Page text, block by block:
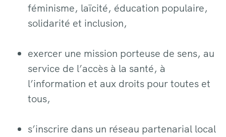
féminisme, laïcité, éducation populaire,
solidarité et inclusion,
exercer une mission porteuse de sens, au
service de l’accès à la santé, à
l’information et aux droits pour toutes et
tous,
s’inscrire dans un réseau partenarial local